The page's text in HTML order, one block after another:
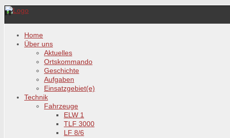
Home
Über uns
Aktuelles
Ortskommando
Geschichte
Aufgaben
Einsatzgebiet(e)
Technik
Fahrzeuge
ELW 1
TLF 3000
LF 8/6